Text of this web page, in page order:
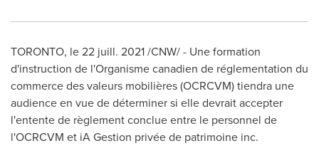
TORONTO, le 22 juill. 2021 /CNW/ - Une formation
d'instruction de l'Organisme canadien de réglementation du
commerce des valeurs mobilières (OCRCVM) tiendra une
audience en vue de déterminer si elle devrait accepter
l'entente de règlement conclue entre le personnel de
l'OCRCVM et iA Gestion privée de patrimoine inc.